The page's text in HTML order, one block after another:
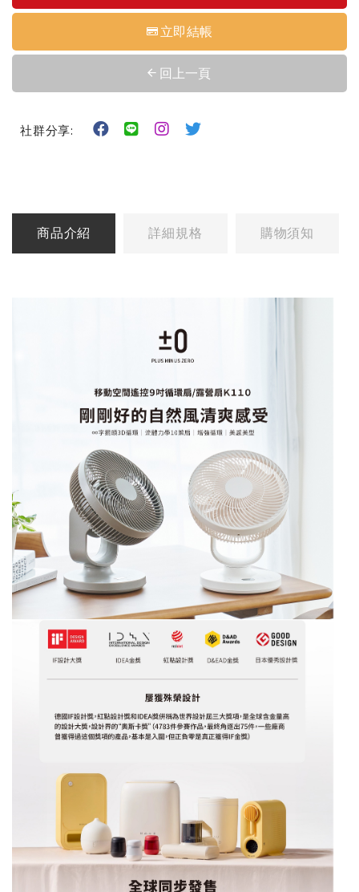
立即結帳
回上一頁
社群分享:
商品介紹 詳細規格 購物須知